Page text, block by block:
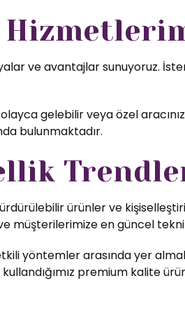
ve avantajlar sunuyoruz. İster
gelebilir veya özel
bulunmaktadır.
ürünler ve
müşterilerimize en güncel
yöntemler arasında yer
premium kalite